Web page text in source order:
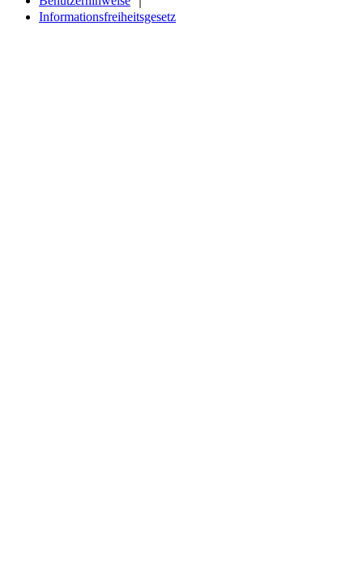
Informationsfreiheitsgesetz